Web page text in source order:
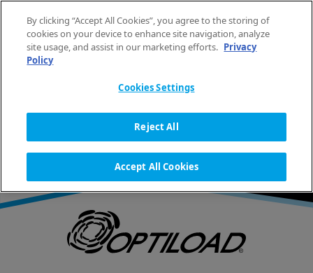
ZH
HOME 洗衣技术
OPTILOAD 自称重系统
By clicking “Accept All Cookies”, you agree to the storing of
cookies on your device to enhance site navigation, analyze
site usage, and assist in our marketing efforts. Privacy
Policy
Cookies Settings
Reject All
Accept All Cookies